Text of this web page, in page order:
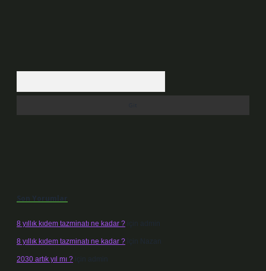
Son Yorumlar
8 yıllık kıdem tazminatı ne kadar ? için admin
8 yıllık kıdem tazminatı ne kadar ? için Nazan
2030 artık yıl mı ? için admin